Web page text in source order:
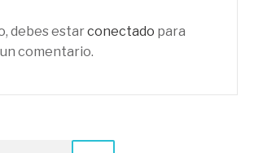
debes estarconectado para
comentario.